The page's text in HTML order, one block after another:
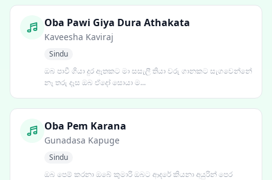
Oba Pawi Giya Dura Athakata
Kaveesha Kaviraj
Sindu
ඔබ පාවී ගියා දුර ඈතකට මා සසැලී තියා වරු ගානකට සැගවෙන්නේ
නෑ තරු දෑස ඔබ ඒදෝ සොයා ම...
Oba Pem Karana
Gunadasa Kapuge
Sindu
ඔබ පෙම් කරනා ඔබේ කුමාරි ඔබට ආදරේ කියනා අයුරින් පෙර